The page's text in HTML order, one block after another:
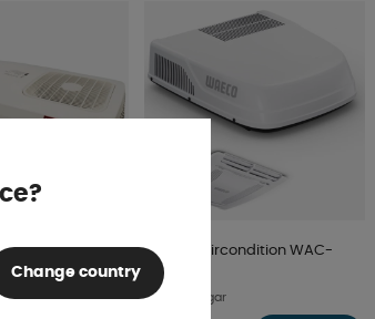
Waeco Aircondition WAC-
2200
4-9 dagar
Change country